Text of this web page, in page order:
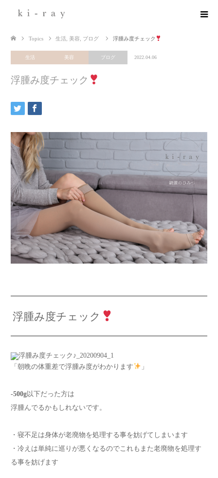
Topics 生活 美容 ブログ 浮腫み度チェック
生活 美容 ブログ 2022.04.06
浮腫み度チェック
浮腫み度チェック
「朝晩の体重差で浮腫み度がわかります 」
-500g以下だった方は
浮腫んでるかもしれないです。
・寝不足は身体が老廃物を処理する事を妨げてしまいます
・冷えは単純に巡りが悪くなるのでこれもまた老廃物を処理す
る事を妨げます